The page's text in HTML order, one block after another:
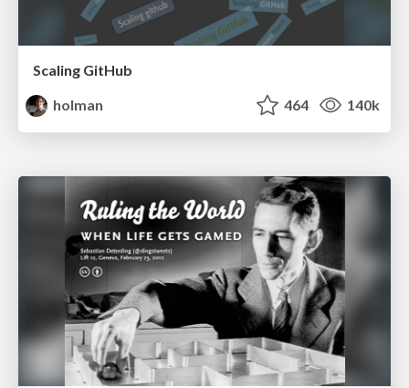
Scaling GitHub
holman
464 140k